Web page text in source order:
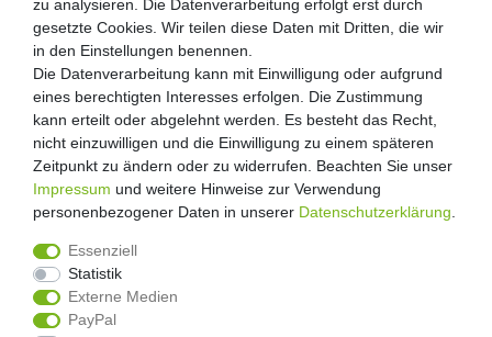
Zahlung und Versand
Retouren
Zooheld Blog
Widerrufsrecht
Vertrag widerrufen
Geschäftsbedingungen
Impressum
zu analysieren. Die Datenverarbeitung erfolgt erst durch
gesetzte Cookies. Wir teilen diese Daten mit Dritten, die wir
in den Einstellungen benennen.
Die Datenverarbeitung kann mit Einwilligung oder aufgrund
eines berechtigten Interesses erfolgen. Die Zustimmung
kann erteilt oder abgelehnt werden. Es besteht das Recht,
nicht einzuwilligen und die Einwilligung zu einem späteren
Zeitpunkt zu ändern oder zu widerrufen. Beachten Sie unser
Impressum und weitere Hinweise zur Verwendung
personenbezogener Daten in unserer Daten­schutz­erklärung
Essenziell
Statistik
Externe Medien
PayPal
zu analysieren. Die Datenverarbeitung erfolgt erst durch
gesetzte Cookies. Wir teilen diese Daten mit Dritten, die wir
in den Einstellungen benennen.
Die Datenverarbeitung kann mit Einwilligung oder aufgrund
eines berechtigten Interesses erfolgen. Die Zustimmung
kann erteilt oder abgelehnt werden. Es besteht das Recht,
nicht einzuwilligen und die Einwilligung zu einem späteren
Zeitpunkt zu ändern oder zu widerrufen. Beachten Sie unser
Impressum und weitere Hinweise zur Verwendung
personenbezogener Daten in unserer Daten­schutz­erklärung
Essenziell
Statistik
Externe Medien
PayPal